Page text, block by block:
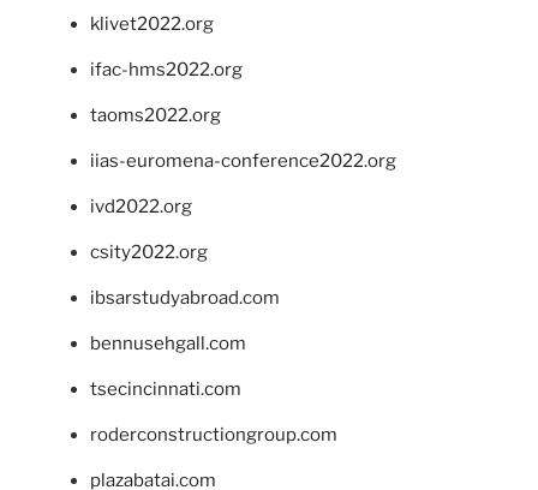
klivet2022.org
ifac-hms2022.org
taoms2022.org
iias-euromena-conference2022.org
ivd2022.org
csity2022.org
ibsarstudyabroad.com
bennusehgall.com
tsecincinnati.com
roderconstructiongroup.com
plazabatai.com